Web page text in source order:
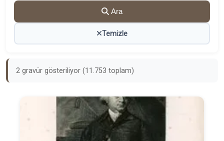
Ara
Temizle
2 gravür gösteriliyor (11.753 toplam)